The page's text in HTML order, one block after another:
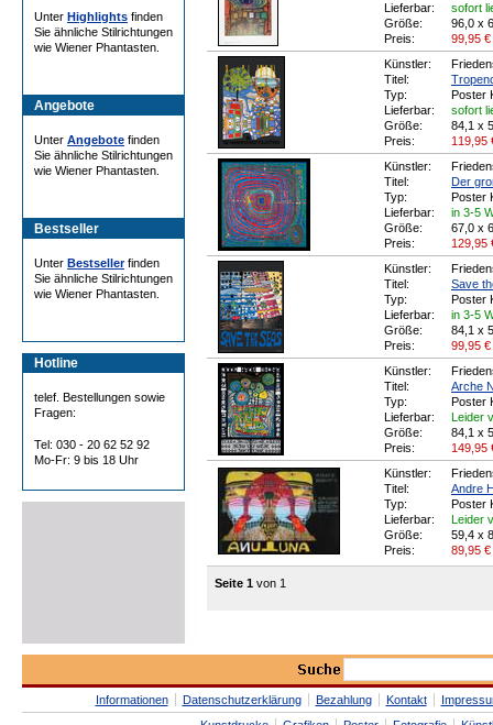
Unter Highlights finden
Sie ähnliche Stilrichtungen
wie Wiener Phantasten.
Angebote
Unter Angebote finden
Sie ähnliche Stilrichtungen
wie Wiener Phantasten.
Bestseller
Unter Bestsellerfinden
Sie ähnliche Stilrichtungen
wie Wiener Phantasten.
Hotline
telef. Bestellungen sowie
Fragen:
Tel: 030 - 20 62 52 92
Mo-Fr: 9 bis 18 Uhr
Lieferbar:
sofort
Größe:
96,0 x
Preis:
99,95 €
Künstler:
Titel:
Typ:
Poster
Lieferbar:
sofort
Größe:
84,1 x
Preis:
119,95
Künstler:
Titel:
Der
Typ:
Poster
Lieferbar:
in 3-5
Größe:
67,0 x
Preis:
129,95
Künstler:
Titel:
Save
Typ:
Poster
Lieferbar:
in 3-5
Größe:
84,1 x
Preis:
99,95 €
Künstler:
Titel:
Arche
Typ:
Poster
Lieferbar:
Leider
Größe:
84,1 x
Preis:
149,95
Künstler:
Titel:
Andre
Typ:
Poster
Lieferbar:
Leider
Größe:
59,4 x
Preis:
89,95 €
Seite 1 von 1
Informationen Datenschutzerklärung Bezahlung Kontakt